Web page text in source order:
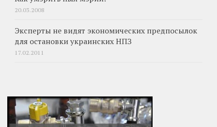
20.03.2008
Эксперты не видят экономических предпосылок
для остановки украинских НПЗ
17.02.2011